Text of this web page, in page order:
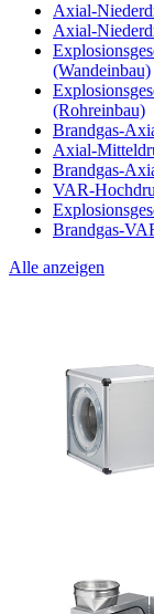
Axial-
Axial-
(Wandeinbau)
(Rohreinbau)
Brandgas-
Axial-
Brandgas-
VAR-
Brandgas-
Alle anzeigen